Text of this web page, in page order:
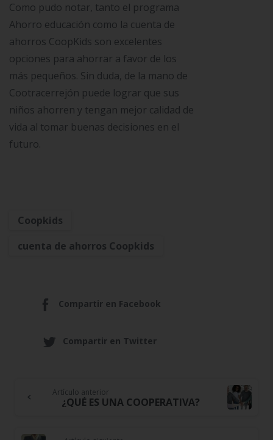
Como pudo notar, tanto el programa
Ahorro educación como la cuenta de
ahorros CoopKids son excelentes
opciones para ahorrar a favor de los
más pequeños. Sin duda, de la mano de
Cootracerrejón puede lograr que sus
niños ahorren y tengan mejor calidad de
vida al tomar buenas decisiones en el
futuro.
Coopkids
cuenta de ahorros Coopkids
Compartir en Facebook
Compartir en Twitter
Continue
Reading
Artículo anterior
¿QUÉ ES UNA COOPERATIVA?